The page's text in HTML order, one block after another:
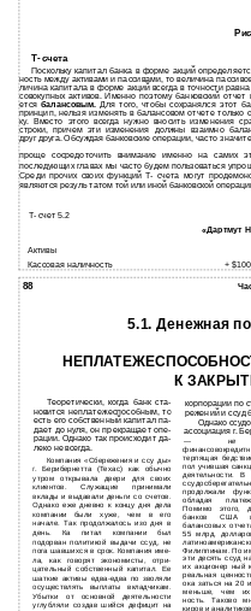
Т- счета
Поскольку капитал банка в форме акций
ность между активами и пассивами, то величина
личина капитала в форме акций всегда в точности
совокупных активов. Именно поэтому банковский
етсябалансовым.Для того, чтобы сохранялся этот
принцип, нельзя изменять в балансовом отчете только
ку. Вместо этого всегда нужно вносить изменения
строки, причем эти изменения должны взаимно
друг друга. Обсуждая банковские операции, часто
проще сосредоточить внимание именно на самих
последующих главах мы часто будем пользоваться
Среди прочих своих функций Т- счета могут
являются резуль­ татом той или иной банковской
Т- счет 5.2
«Дартмут
Активы
Кассовая наличность +
88
5.1. Денежная
К
Теоретически, когда банк ста­
новится неплатежеспособным, то
есть его собственный капитал па­
дает до нуля, он прекращает опе­
рации. Однако так происходит да­
леко не всегда.
Компания «Сбережения и ссу­ ды»
г. Берибернетта (Техас) как обычно
утром открывала двери для своих
клиентов. Служащие принимали
вклады и выдавали деньги со счетов.
Однако еже­ дневно к концу дня дела
компании были хуже, чем в его
начале. Так продолжалось изо дня в
день. Ка­ питал компании был
подорван политикой выдачи ссуд, не
пога­ шавшихся в срок. Компания име­
ла, как говорят экономисты, отри­
цательный собственный капитал. Ее
шаткие активы едва-едва по­ зволяли
осуществлять выплаты вкладчикам.
Убытки от основной деятельности
углубляли создав­ шийся дефицит на
корпорации по
режений и ссуд
Однако
ассоциация г.
—
терпящая
пол­ учившая
деятельности.
продолжали
обладая
Помимо этого,
банков США
балансовых
55 млрд.
Филиппинам. По
эти десять ссуд
их акционер­ ный
реальная
ока­ заться на 20
меньше, чем их
ность. Таково
киров и